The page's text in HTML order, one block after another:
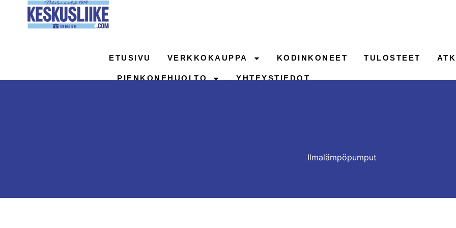
sisältöön
ETUSIVU VERKKOKAUPPA KODINKONEET TULOSTEET
PIENKONEHUOLTO YHTEYSTIEDOT
Ilmalämpöpumput